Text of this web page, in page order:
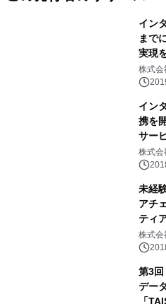
イン
まで
実現
トを
株式会
イン
携を
サー
株式会
未経
アチ
ティ
株式会
第3回
デー
「